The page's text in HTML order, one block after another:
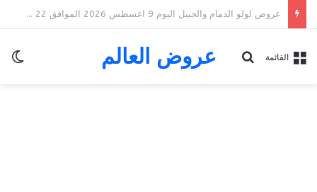
عروض لولو الدمام والجبيل اليوم 9 اغسطس 2026 الموافق 22 صفر 1448 عروض الطازج & العروض الأسبوعية
عروض العالم القائمة بحث عن